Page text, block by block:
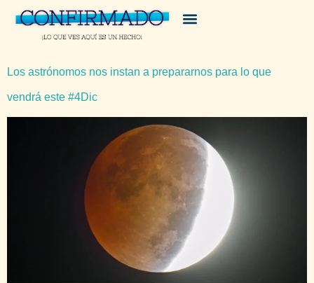
Los astrónomos nos instan a prepararnos para lo que
vendrá este #4Dic